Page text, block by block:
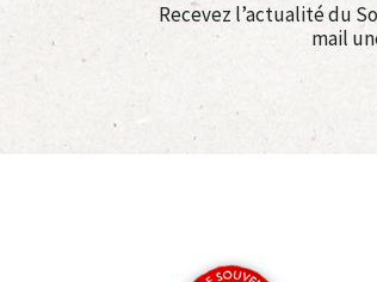
Recevez l’actualité du
mail